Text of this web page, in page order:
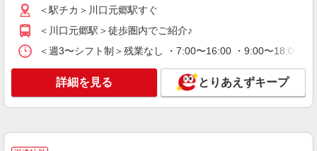
派遣社員
株式会社kotrio /●SW-H1-2069725
川口駅＊年齢不問◎未経験から安定した業界へ
＊サ高住
時給1650円〜2312円 ＜日払い有/週払い有/交
通費全支給(ガソリン代含む)＞
川口市
＜駅チカ＞川口元郷駅すぐ
＜川口元郷駅＞徒歩圏内でご紹介♪
＜週3〜シフト制＞残業なし ・7:00〜16:00 ・9:00〜
詳細を見る とりあえずキープ